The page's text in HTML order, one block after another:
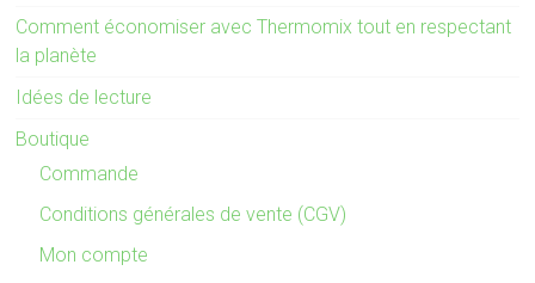
Comment économiser avec Thermomix tout en respectant
la planète
Idées de lecture
Boutique
Commande
Conditions générales de vente (CGV)
Mon compte